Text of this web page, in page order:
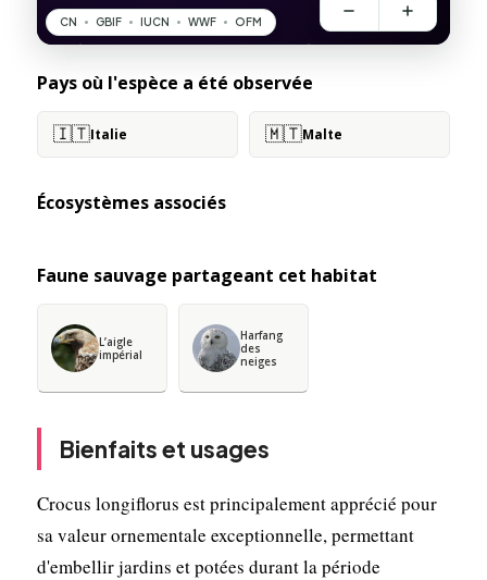
Pays où l'espèce a été observée
🇮🇹Italie 🇲🇹Malte
Écosystèmes associés
Faune sauvage partageant cet habitat
L’aigle
impérial
Harfang
des
neiges
Bienfaits et usages
Crocus longiflorus est principalement apprécié pour
sa valeur ornementale exceptionnelle, permettant
d'embellir jardins et potées durant la période